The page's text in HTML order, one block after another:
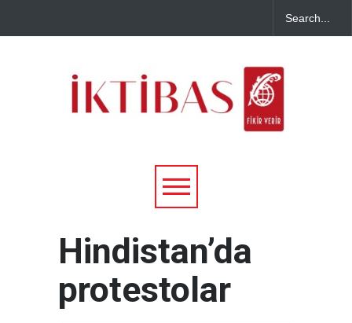
Hindistan’da
protestolar